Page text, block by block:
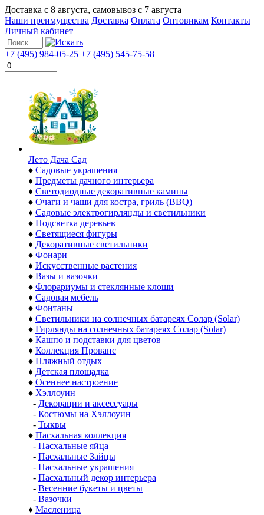
Доставка с 8 августа, самовывоз с 7 августа
Наши преимущества Доставка Оплата Оптовикам Контакты
Личный кабинет
+7 (495) 984-05-25 +7 (495) 545-75-58
Лето Дача Сад
♦ Садовые украшения
♦ Предметы дачного интерьера
♦ Светодиодные декоративные камины
♦ Очаги и чаши для костра, гриль (BBQ)
♦ Садовые электрогирлянды и светильники
♦ Подсветка деревьев
♦ Светящиеся фигуры
♦ Декоративные светильники
♦ Фонари
♦ Искусственные растения
♦ Вазы и вазочки
♦ Флорариумы и стеклянные клоши
♦ Садовая мебель
♦ Фонтаны
♦ Светильники на солнечных батареях Солар (Solar)
♦ Гирлянды на солнечных батареях Солар (Solar)
♦ Кашпо и подставки для цветов
♦ Коллекция Прованс
♦ Пляжный отдых
♦ Детская площадка
♦ Осеннее настроение
♦ Хэллоуин
- Декорации и аксессуары
- Костюмы на Хэллоуин
- Тыквы
♦ Пасхальная коллекция
- Пасхальные яйца
- Пасхальные Зайцы
- Пасхальные украшения
- Пасхальный декор интерьера
- Весенние букеты и цветы
- Вазочки
♦ Масленица